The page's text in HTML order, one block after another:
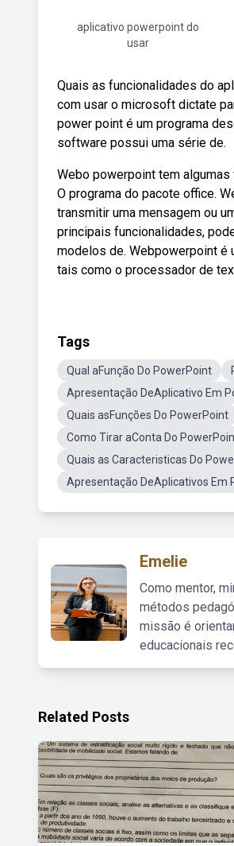
aplicativo powerpoint do
usar
Quais as funcionalidades do
com usar o microsoft dictate
power point é um programa
software possui uma série de.
Webo powerpoint tem
O programa do pacote office.
transmitir uma mensagem ou
principais funcionalidades,
modelos de. Webpowerpoint é
tais como o processador de
Tags
Qual aFunção Do PowerPoint
Apresentação DeAplicativo Em
Quais asFunções Do PowerPoint
Como Tirar aConta Do
Quais as Caracteristicas Do
Apresentação DeAplicativos Em
Emelie
Como mentor,
métodos
missão é
educacionais
Related Posts